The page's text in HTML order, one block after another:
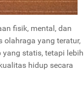
fisik, mental, dan
olahraga yang teratur,
statis, tetapi lebih
hidup secara